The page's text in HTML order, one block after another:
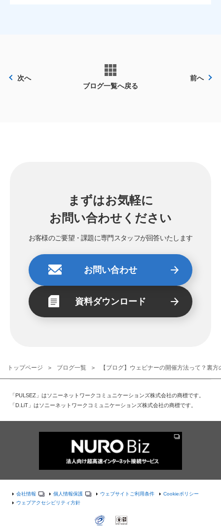
次へ
ブログ一覧へ戻る
前へ
まずはお気軽に
お問い合わせください
お客様のご要望・課題に専門スタッフが回答いたします
資料ダウンロード
お問い合わせ
トップページ ブログ一覧 【ブログ】ウェビナーの開催方法って？裏
「PULSEZ」はソニーネットワークコミュニケーションズ株式会社の商標です。
「D.LiT」はソニーネットワークコミュニケーションズ株式会社の商標です。
会社情報 個人情報保護 ウェブサイトご利用条件
Cookieポリシー
ウェブアクセシビリティ方針